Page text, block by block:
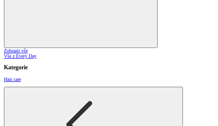
Zobrazit vše
Vše z Every Day
Kategorie
Hair care